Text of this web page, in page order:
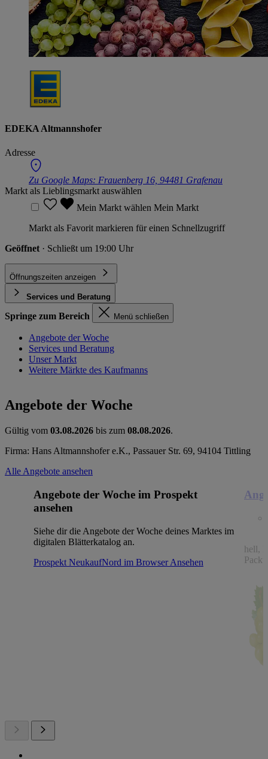
EDEKA Altmannshofer
Adresse
Zu Google Maps: Frauenberg 16, 94481 Grafenau
Markt als Lieblingsmarkt auswählen
Mein Markt wählen Mein Markt
Markt als Favorit markieren für einen Schnellzugriff
Geöffnet · Schließt um 19:00 Uhr
Öffnungszeiten anzeigen
Services und Beratung
Springe zum Bereich Menü schließen
Angebote der Woche
Services und Beratung
Unser Markt
Weitere Märkte des Kaufmanns
Angebote der Woche
Gültig vom 03.08.2026 bis zum 08.08.2026.
Firma: Hans Altmannshofer e.K., Passauer Str. 69, 94104 Tittling
Alle Angebote ansehen
Angebote der Woche im Prospekt
ansehen
Siehe dir die Angebote der Woche deines Marktes im
digitalen Blätterkatalog an.
Prospekt NeukaufNord im BrowserAnsehen
hell,